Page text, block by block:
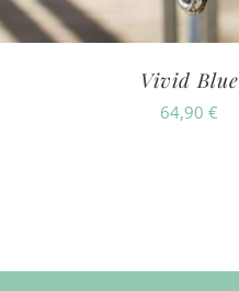
Vivid Blue
64,90€